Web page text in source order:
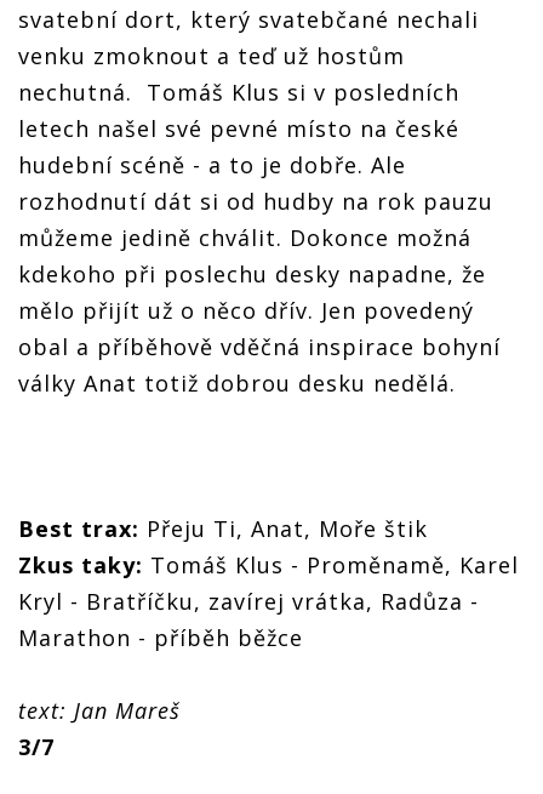
svatební dort, který svatebčané nechali
venku zmoknout a teď už hostům
nechutná. Tomáš Klus si v posledních
letech našel své pevné místo na české
hudební scéně - a to je dobře. Ale
rozhodnutí dát si od hudby na rok pauzu
můžeme jedině chválit. Dokonce možná
kdekoho při poslechu desky napadne, že
mělo přijít už o něco dřív. Jen povedený
obal a příběhově vděčná inspirace bohyní
války Anat totiž dobrou desku nedělá.
Best trax: Přeju Ti, Anat, Moře štik
Zkus taky: Tomáš Klus - Proměnamě, Karel
Kryl - Bratříčku, zavírej vrátka, Radůza -
Marathon - příběh běžce
text: Jan Mareš
3/7